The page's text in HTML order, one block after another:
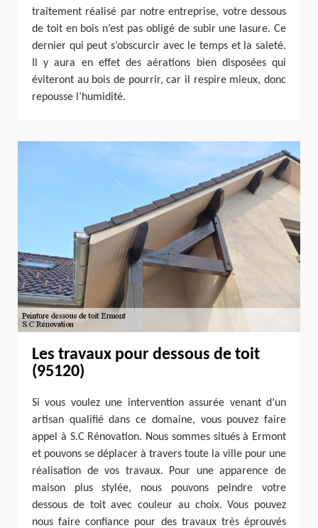
traitement réalisé par notre entreprise, votre dessous
de toit en bois n’est pas obligé de subir une lasure. Ce
dernier qui peut s’obscurcir avec le temps et la saleté.
Il y aura en effet des aérations bien disposées qui
éviteront au bois de pourrir, car il respire mieux, donc
repousse l’humidité.
Les travaux pour dessous de toit
(95120)
Si vous voulez une intervention assurée venant d’un
artisan qualifié dans ce domaine, vous pouvez faire
appel à S.C Rénovation. Nous sommes situés à Ermont
et pouvons se déplacer à travers toute la ville pour une
réalisation de vos travaux. Pour une apparence de
maison plus stylée, nous pouvons peindre votre
dessous de toit avec couleur au choix. Vous pouvez
nous faire confiance pour des travaux très éprouvés